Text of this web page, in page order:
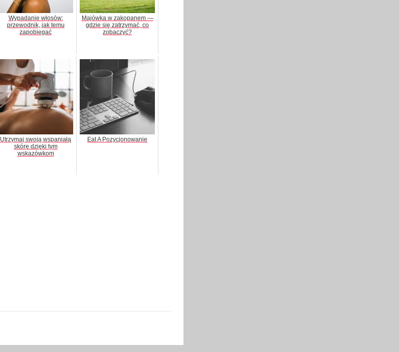
Wypadanie włosów:
przewodnik, jak temu
zapobiegać
Majówka w zakopanem —
gdzie się zatrzymać, co
zobaczyć?
Utrzymaj swoją wspaniałą
skórę dzięki tym
wskazówkom
Eat A Pozycjonowanie